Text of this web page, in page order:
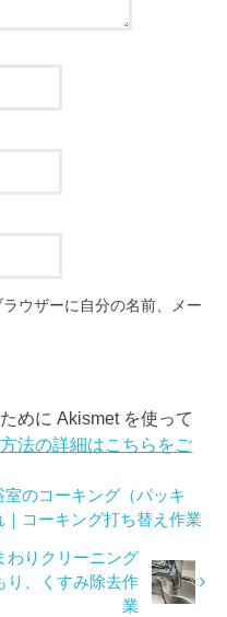
ウザーに自分の名前、メー
めに Akismet を使って
法の詳細はこちらをご
のコーキング（パッキ
コーキング打ち替え作業
わりクリーニング
り、くすみ除去作
業